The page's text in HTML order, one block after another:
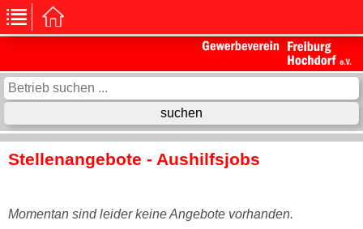
Stellenangebote - Aushilfsjobs
Momentan sind leider keine Angebote vorhanden.